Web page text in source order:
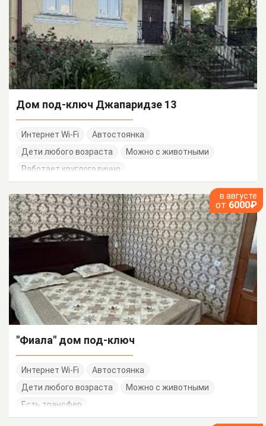
Дом под-ключ Джапаридзе 13
Интернет Wi-Fi
Автостоянка
Дети любого возраста
Можно с животными
Работает круглогодично
в августе
от 6000₽
"Фиала" дом под-ключ
Интернет Wi-Fi
Автостоянка
Дети любого возраста
Можно с животными
Есть трансфер